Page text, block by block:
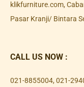
klikfurniture.com,
Pasar Kranji/ Bintara
CALL US NOW :
021-8855004, 021-